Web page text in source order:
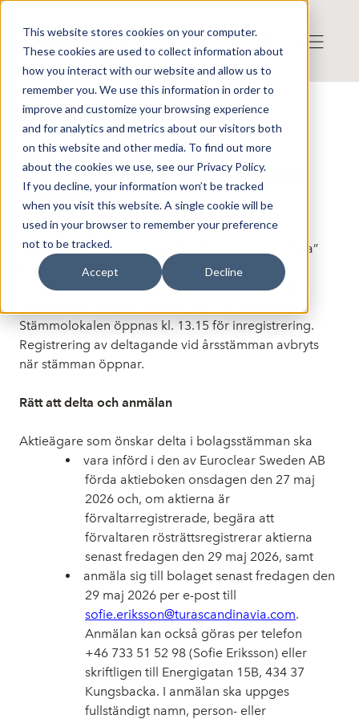
This website stores cookies on your computer.
These cookies are used to collect information about
how you interact with our website and allow us to
remember you. We use this information in order to
improve and customize your browsing experience
and for analytics and metrics about our visitors both
on this website and other media. To find out more
about the cookies we use, see our Privacy Policy.
If you decline, your information won’t be tracked
when you visit this website. A single cookie will be
used in your browser to remember your preference
not to be tracked.
Accept Decline
Press release from Companies
Publicerat: 2026-05-07 07:30:00
Tura Group AB: Tura Group
AB: Kallelse till årsstämma i Tura
Group AB
Aktieägarna i Tura Group
, 559319-6446, (”Tura”
eller ”Bolaget”), kallas härmed till årsstämma
torsdagen den 4 juni 2026 kl. 13:30 på bolagets
Stämmolokalen öppnas kl. 13.15 för inregistrering.
Registrering av deltagande vid årsstämman avbryts
när stämman öppnar.
Rätt att delta och anmälan
Aktieägare som önskar delta i bolagsstämman ska
vara införd i den av Euroclear Sweden AB
förda aktieboken onsdagen den 27 maj
2026 och, om aktierna är
förvaltarregistrerade, begära att
förvaltaren rösträttsregistrerar aktierna
senast fredagen den 29 maj 2026, samt
anmäla sig till bolaget senast fredagen den
29 maj 2026 per e-post till
sofie.eriksson@turascandinavia.com.
Anmälan kan också göras per telefon
+46 733 51 52 98 (Sofie Eriksson) eller
skriftligen till Energigatan 15B, 434 37
Kungsbacka. I anmälan ska uppges
fullständigt namn, person- eller